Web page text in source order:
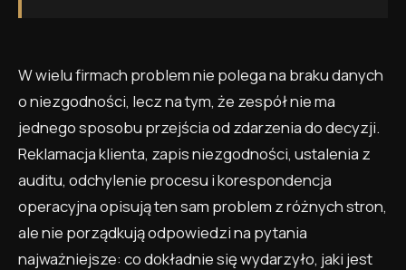
W wielu firmach problem nie polega na braku danych
o niezgodności, lecz na tym, że zespół nie ma
jednego sposobu przejścia od zdarzenia do decyzji.
Reklamacja klienta, zapis niezgodności, ustalenia z
auditu, odchylenie procesu i korespondencja
operacyjna opisują ten sam problem z różnych stron,
ale nie porządkują odpowiedzi na pytania
najważniejsze: co dokładnie się wydarzyło, jaki jest